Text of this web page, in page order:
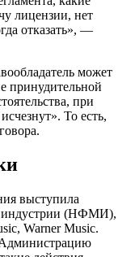
лицензии, нет
отказать», —
может
принудительной
при
То есть,
выступила
индустрии (НФМИ),
Warner Music.